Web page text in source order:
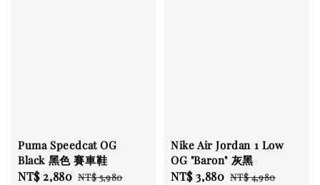
Puma Speedcat OG
Black 黑色 賽車鞋
Sale
NT$ 2,880 Regular
NT$ 5,980
Nike Air Jordan 1 Low
OG "Baron" 灰黑
Sale
NT$ 3,880 Regular
NT$ 4,980